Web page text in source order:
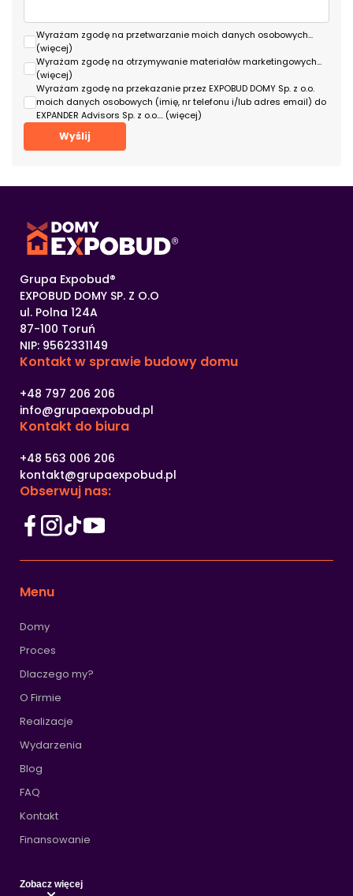
Wyrażam zgodę na przetwarzanie moich danych osobowych...
(więcej)
Wyrażam zgodę na otrzymywanie materiałów marketingowych...
(więcej)
Wyrażam zgodę na przekazanie przez EXPOBUD DOMY Sp. z o.o.
moich danych osobowych (imię, nr telefonu i/lub adres email) do
EXPANDER Advisors Sp. z o.o.... (więcej)
Grupa Expobud®
EXPOBUD DOMY SP. Z O.O
ul. Polna 124A
87-100 Toruń
NIP: 9562331149
Kontakt w sprawie budowy domu
+48 797 206 206
info@grupaexpobud.pl
Kontakt do biura
+48 563 006 206
kontakt@grupaexpobud.pl
Obserwuj nas:
Menu
Domy
Proces
Dlaczego my?
O Firmie
Realizacje
Wydarzenia
Blog
FAQ
Kontakt
Finansowanie
Zobacz więcej